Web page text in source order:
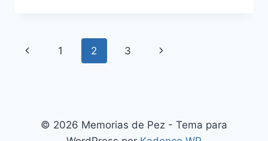
DE
ESTADO
Navegación
Página
1 2 3
Siguiente
© 2026 Memorias de Pez - Tema para